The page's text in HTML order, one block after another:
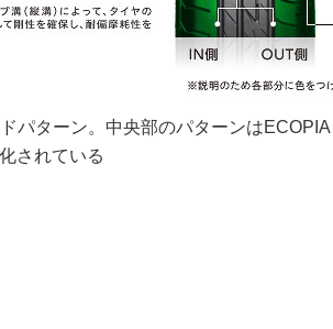
パターン。中央部のパターンは
されている